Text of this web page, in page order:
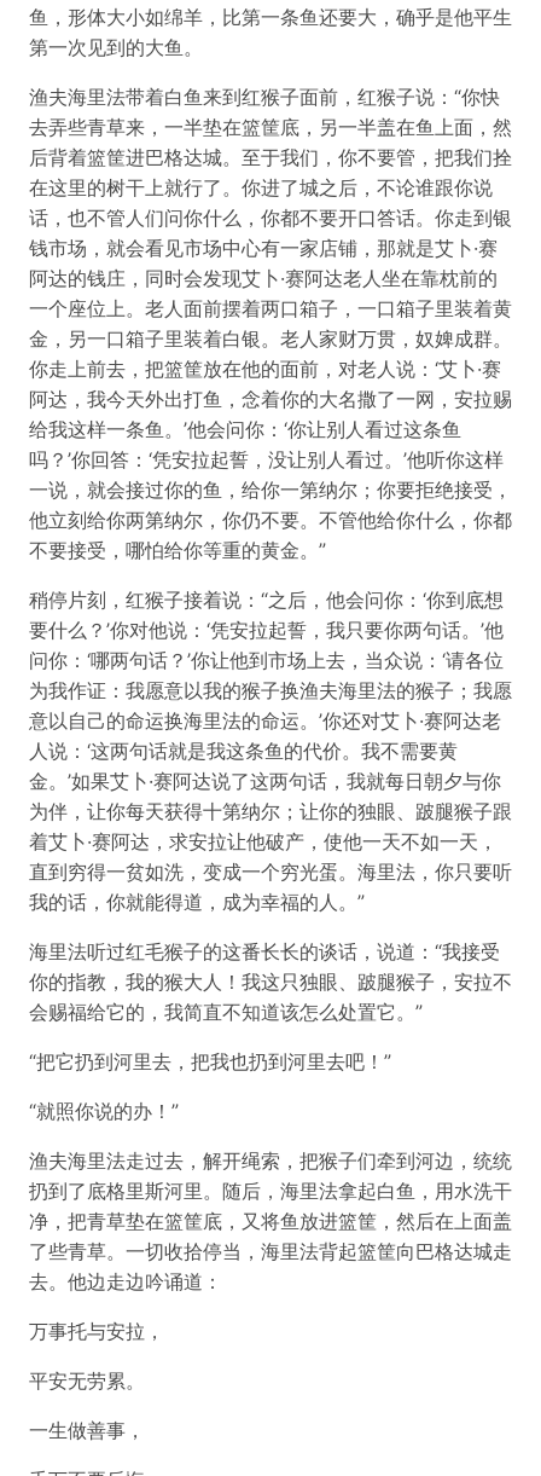
鱼，形体大小如绵羊，比第一条鱼还要大，确乎是他平生
第一次见到的大鱼。
渔夫海里法带着白鱼来到红猴子面前，红猴子说：“你快
去弄些青草来，一半垫在篮筐底，另一半盖在鱼上面，然
后背着篮筐进巴格达城。至于我们，你不要管，把我们拴
在这里的树干上就行了。你进了城之后，不论谁跟你说
话，也不管人们问你什么，你都不要开口答话。你走到银
钱市场，就会看见市场中心有一家店铺，那就是艾卜·赛
阿达的钱庄，同时会发现艾卜·赛阿达老人坐在靠枕前的
一个座位上。老人面前摆着两口箱子，一口箱子里装着黄
金，另一口箱子里装着白银。老人家财万贯，奴婢成群。
你走上前去，把篮筐放在他的面前，对老人说：‘艾卜·赛
阿达，我今天外出打鱼，念着你的大名撒了一网，安拉赐
给我这样一条鱼。’他会问你：‘你让别人看过这条鱼
吗？’你回答：‘凭安拉起誓，没让别人看过。’他听你这样
一说，就会接过你的鱼，给你一第纳尔；你要拒绝接受，
他立刻给你两第纳尔，你仍不要。不管他给你什么，你都
不要接受，哪怕给你等重的黄金。”
稍停片刻，红猴子接着说：“之后，他会问你：‘你到底想
要什么？’你对他说：‘凭安拉起誓，我只要你两句话。’他
问你：‘哪两句话？’你让他到市场上去，当众说：‘请各位
为我作证：我愿意以我的猴子换渔夫海里法的猴子；我愿
意以自己的命运换海里法的命运。’你还对艾卜·赛阿达老
人说：‘这两句话就是我这条鱼的代价。我不需要黄
金。’如果艾卜·赛阿达说了这两句话，我就每日朝夕与你
为伴，让你每天获得十第纳尔；让你的独眼、跛腿猴子跟
着艾卜·赛阿达，求安拉让他破产，使他一天不如一天，
直到穷得一贫如洗，变成一个穷光蛋。海里法，你只要听
我的话，你就能得道，成为幸福的人。”
海里法听过红毛猴子的这番长长的谈话，说道：“我接受
你的指教，我的猴大人！我这只独眼、跛腿猴子，安拉不
会赐福给它的，我简直不知道该怎么处置它。”
“把它扔到河里去，把我也扔到河里去吧！”
“就照你说的办！”
渔夫海里法走过去，解开绳索，把猴子们牵到河边，统统
扔到了底格里斯河里。随后，海里法拿起白鱼，用水洗干
净，把青草垫在篮筐底，又将鱼放进篮筐，然后在上面盖
了些青草。一切收拾停当，海里法背起篮筐向巴格达城走
去。他边走边吟诵道：
万事托与安拉，
平安无劳累。
一生做善事，